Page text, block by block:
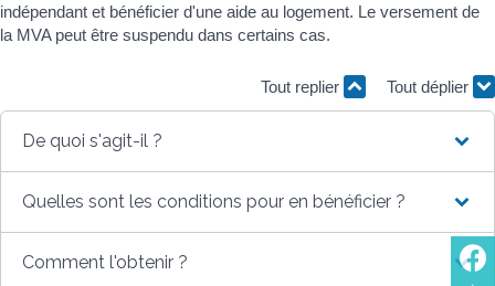
indépendant et bénéficier d'une aide au logement. Le versement de
la MVA peut être suspendu dans certains cas.
Tout replier Tout déplier
De quoi s'agit-il ?
Quelles sont les conditions pour en bénéficier ?
Comment l'obtenir ?